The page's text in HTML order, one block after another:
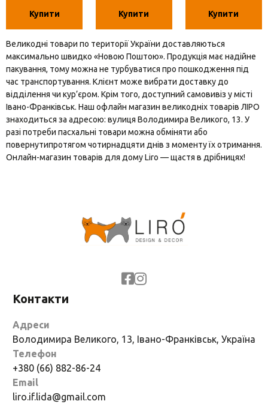
Купити Купити Купити
Великодні товари по території України доставляються
максимально швидко «Новою Поштою». Продукція має надійне
пакування, тому можна не турбуватися про пошкодження під
час транспортування. Клієнт може вибрати доставку до
відділення чи кур’єром. Крім того, доступний самовивіз у місті
Івано-Франківськ. Наш офлайн магазин великодніх товарів ЛІРО
знаходиться за адресою: вулиця Володимира Великого, 13. У
разі потреби пасхальні товари можна обміняти або
повернутипротягом чотирнадцяти днів з моменту їх отримання.
Онлайн-магазин товарів для дому Liro — щастя в дрібницях!
Контакти
Адреси
Володимира Великого, 13, Івано-Франківськ, Україна
Телефон
+380 (66) 882-86-24
Email
liro.if.lida@gmail.com